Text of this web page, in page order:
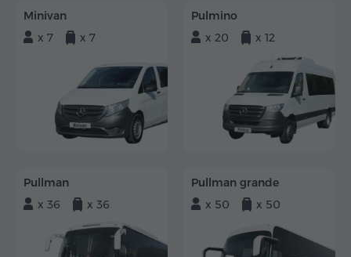
Minivan
x 7
x 7
Pulmino
x 20
x 12
Pullman
x 36
x 36
Pullman grande
x 50
x 50